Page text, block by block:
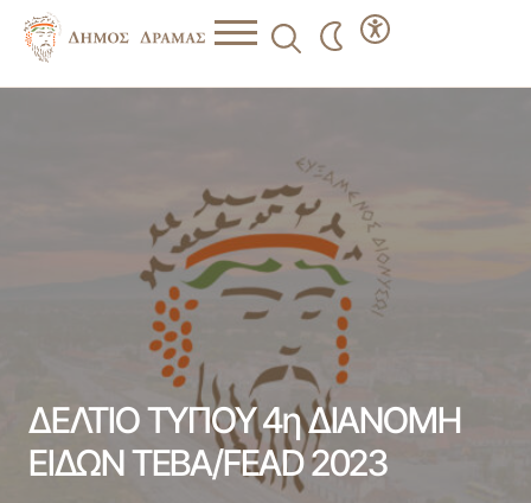
ΔΕΛΤΙΟ ΤΥΠΟΥ 4η ΔΙΑΝΟΜΗ
ΕΙΔΩΝ ΤΕΒΑ/FEAD 2023